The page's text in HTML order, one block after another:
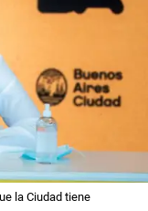
la Ciudad tiene